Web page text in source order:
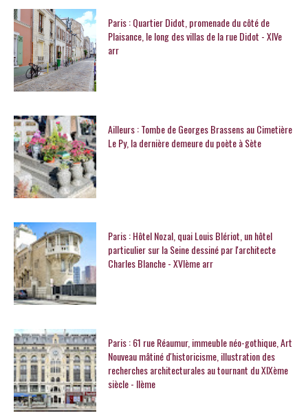
Paris : Quartier Didot, promenade du côté de
Plaisance, le long des villas de la rue Didot - XIVe
arr
Ailleurs : Tombe de Georges Brassens au Cimetière
Le Py, la dernière demeure du poète à Sète
Paris : Hôtel Nozal, quai Louis Blériot, un hôtel
particulier sur la Seine dessiné par l'architecte
Charles Blanche - XVIème arr
Paris : 61 rue Réaumur, immeuble néo-gothique, Art
Nouveau mâtiné d'historicisme, illustration des
recherches architecturales au tournant du XIXème
siècle - IIème